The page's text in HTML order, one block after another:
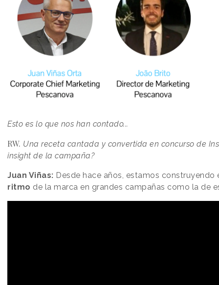
Esto es lo que nos han contado...
RW. Una receta cantada y convertida en concurso de
insight de la campaña?
Juan Viñas: Desde hace años, estamos construyendo
ritmo de la marca en grandes campañas como la de